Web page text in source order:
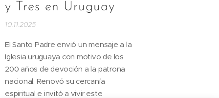
y Tres en Uruguay
10.11.2025
El Santo Padre envió un mensaje a la
Iglesia uruguaya con motivo de los
200 años de devoción a la patrona
nacional. Renovó su cercanía
espiritual e invitó a vivir este